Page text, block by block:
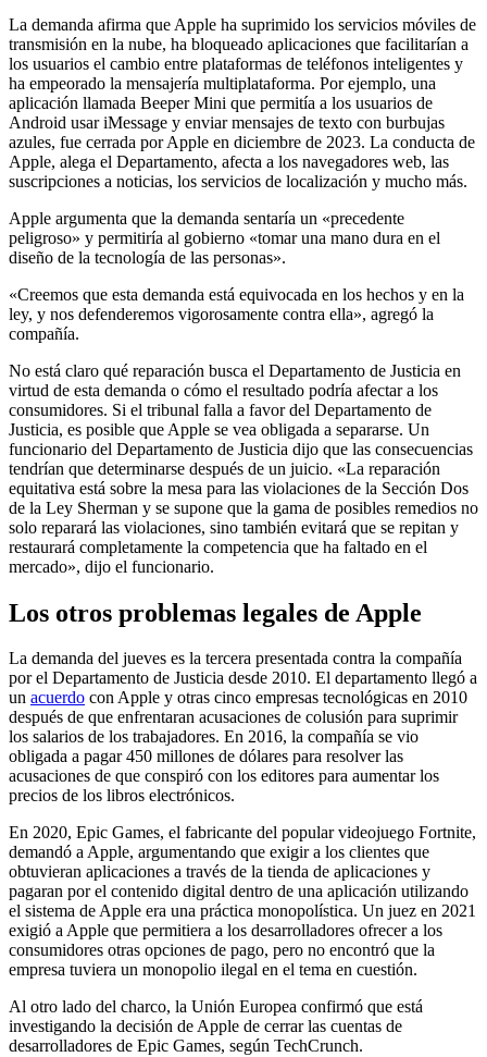
La demanda afirma que Apple ha suprimido los servicios móviles de
transmisión en la nube, ha bloqueado aplicaciones que facilitarían a
los usuarios el cambio entre plataformas de teléfonos inteligentes y
ha empeorado la mensajería multiplataforma. Por ejemplo, una
aplicación llamada Beeper Mini que permitía a los usuarios de
Android usar iMessage y enviar mensajes de texto con burbujas
azules, fue cerrada por Apple en diciembre de 2023. La conducta de
Apple, alega el Departamento, afecta a los navegadores web, las
suscripciones a noticias, los servicios de localización y mucho más.
Apple argumenta que la demanda sentaría un «precedente
peligroso» y permitiría al gobierno «tomar una mano dura en el
diseño de la tecnología de las personas».
«Creemos que esta demanda está equivocada en los hechos y en la
ley, y nos defenderemos vigorosamente contra ella», agregó la
compañía.
No está claro qué reparación busca el Departamento de Justicia en
virtud de esta demanda o cómo el resultado podría afectar a los
consumidores. Si el tribunal falla a favor del Departamento de
Justicia, es posible que Apple se vea obligada a separarse. Un
funcionario del Departamento de Justicia dijo que las consecuencias
tendrían que determinarse después de un juicio. «La reparación
equitativa está sobre la mesa para las violaciones de la Sección Dos
de la Ley Sherman y se supone que la gama de posibles remedios no
solo reparará las violaciones, sino también evitará que se repitan y
restaurará completamente la competencia que ha faltado en el
mercado», dijo el funcionario.
Los otros problemas legales de Apple
La demanda del jueves es la tercera presentada contra la compañía
por el Departamento de Justicia desde 2010. El departamento llegó a
un acuerdo con Apple y otras cinco empresas tecnológicas en 2010
después de que enfrentaran acusaciones de colusión para suprimir
los salarios de los trabajadores. En 2016, la compañía se vio
obligada a pagar 450 millones de dólares para resolver las
acusaciones de que conspiró con los editores para aumentar los
precios de los libros electrónicos.
En 2020, Epic Games, el fabricante del popular videojuego Fortnite,
demandó a Apple, argumentando que exigir a los clientes que
obtuvieran aplicaciones a través de la tienda de aplicaciones y
pagaran por el contenido digital dentro de una aplicación utilizando
el sistema de Apple era una práctica monopolística. Un juez en 2021
exigió a Apple que permitiera a los desarrolladores ofrecer a los
consumidores otras opciones de pago, pero no encontró que la
empresa tuviera un monopolio ilegal en el tema en cuestión.
Al otro lado del charco, la Unión Europea confirmó que está
investigando la decisión de Apple de cerrar las cuentas de
desarrolladores de Epic Games, según TechCrunch.